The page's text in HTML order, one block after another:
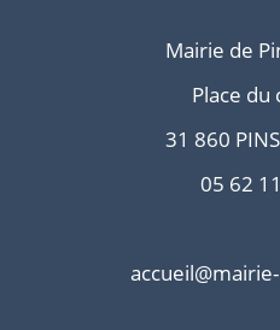
Mairie de
Place du
31 860
05 62